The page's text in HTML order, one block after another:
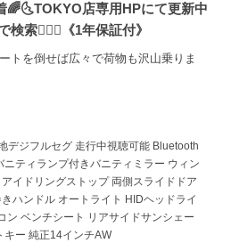
🌈🌜TOKYO店専用HPにて更新中
索🕵️‍♂️🌛《1年保証付》
トを倒せば広々で荷物も沢山乗りま
デジフルセグ 走行中視聴可能 Bluetooth
ティランプ付きバニティミラー ウィン
イドリングストップ 両側スライドドア
ハンドル オートライト HIDヘッドライ
ン ベンチシート リアサイドサンシェー
キー 純正14インチAW